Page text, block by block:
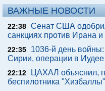
ВАЖНЫЕ НОВОСТИ
22:38 Сенат США
санкциях против Ирана и
22:35
1036-й день
Сирии, операции в
22:12
ЦАХАЛ объяснил,
беспилотника